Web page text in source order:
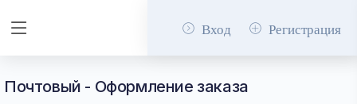
Вход Регистрация
Почтовый - Оформление заказа